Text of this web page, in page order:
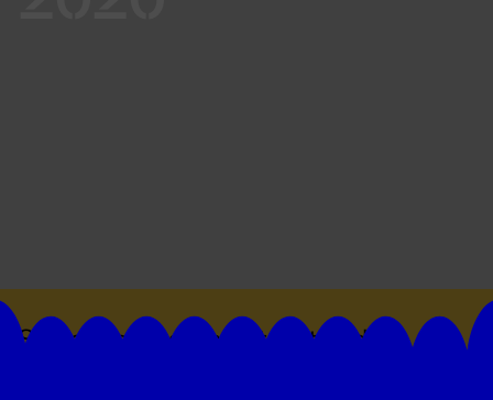
Suivez toutes les actualités du